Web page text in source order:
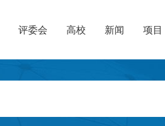
评委会 高校 新闻 项目